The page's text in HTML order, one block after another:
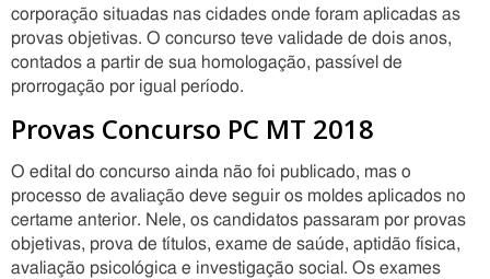
corporação situadas nas cidades onde foram aplicadas as
provas objetivas. O concurso teve validade de dois anos,
contados a partir de sua homologação, passível de
prorrogação por igual período.
Provas Concurso PC MT 2018
O edital do concurso ainda não foi publicado, mas o
processo de avaliação deve seguir os moldes aplicados no
certame anterior. Nele, os candidatos passaram por provas
objetivas, prova de títulos, exame de saúde, aptidão física,
avaliação psicológica e investigação social. Os exames